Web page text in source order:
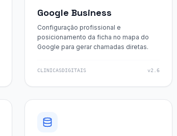
Google Business
Configuração profissional e
posicionamento da ficha no mapa do
Google para gerar chamadas diretas.
CLINICASDIGITAIS v2.6